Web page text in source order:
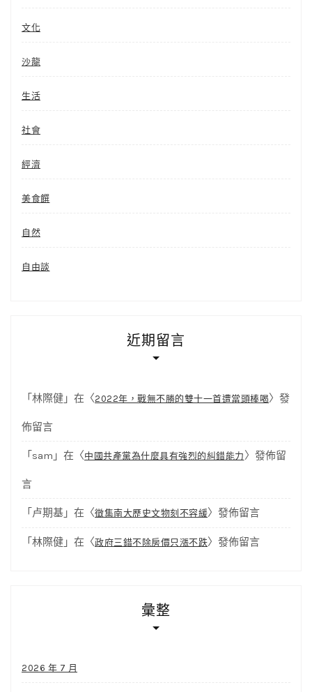
文化
沙龍
生活
社會
經濟
美食饌
自然
自由談
近期留言
「 林際健 」在〈2022年，戰無不勝的雙十一首遭當頭棒喝〉發
佈留言
「 sam 」在〈中國共產黨為什麼具有強烈的糾錯能力 〉發佈留
言
「 卢期基 」在〈徵集南大歷史文物刻不容緩〉發佈留言
「 林際健 」在〈政府三錯不除房價只漲不跌〉發佈留言
彙整
2026 年 7 月